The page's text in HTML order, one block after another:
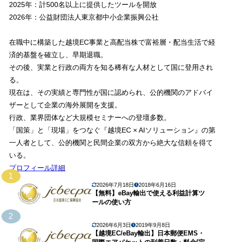
2025年：計500名以上に提供したツールを開放
2026年：公益財団法人東京都中小企業振興公社
在職中に構築した越境EC事業と高配当株で富裕層・配当生活で経
済的基盤を確立し、早期退職。
その後、実業と行政の両方を知る稀有な人材として国に登用され
る。
現在は、その実績と専門性が国に認められ、公的機関のアドバイ
ザーとして企業の海外展開を支援。
行政、業界団体など大規模セミナーへの登壇多数。
「国策」と「現場」をつなぐ『越境EC × AIソリューション』の第
一人者として、公的機関と民間企業の双方から絶大な信頼を得て
いる。
プロフィール詳細
1
2026年7月18日 2018年6月16日
【無料】eBay輸出で使える利益計算ツ
ールの使い方
2
2026年6月3日 2019年9月8日
【越境EC/eBay輸出】日本郵便EMS・